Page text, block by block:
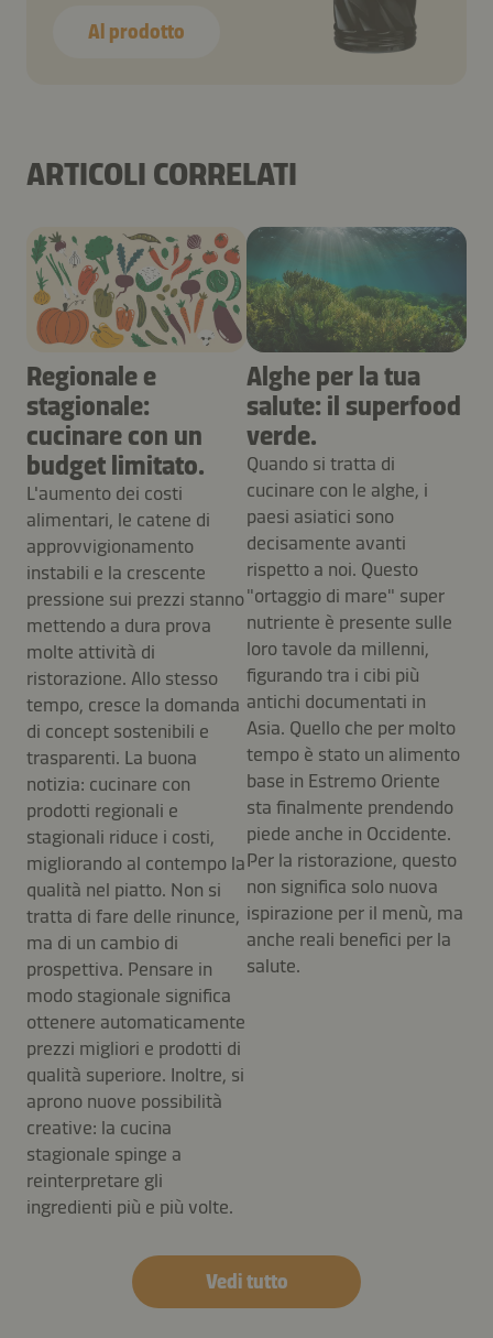
Al prodotto
ARTICOLI CORRELATI
Regionale e
stagionale:
cucinare con un
budget limitato.
L'aumento dei costi
alimentari, le catene di
approvvigionamento
instabili e la crescente
pressione sui prezzi stanno
mettendo a dura prova
molte attività di
ristorazione. Allo stesso
tempo, cresce la domanda
di concept sostenibili e
trasparenti. La buona
notizia: cucinare con
prodotti regionali e
stagionali riduce i costi,
migliorando al contempo la
qualità nel piatto. Non si
tratta di fare delle rinunce,
ma di un cambio di
prospettiva. Pensare in
modo stagionale significa
ottenere automaticamente
prezzi migliori e prodotti di
qualità superiore. Inoltre, si
aprono nuove possibilità
creative: la cucina
stagionale spinge a
reinterpretare gli
ingredienti più e più volte.
Alghe per la tua
salute: il superfood
verde.
Quando si tratta di
cucinare con le alghe, i
paesi asiatici sono
decisamente avanti
rispetto a noi. Questo
"ortaggio di mare" super
nutriente è presente sulle
loro tavole da millenni,
figurando tra i cibi più
antichi documentati in
Asia. Quello che per molto
tempo è stato un alimento
base in Estremo Oriente
sta finalmente prendendo
piede anche in Occidente.
Per la ristorazione, questo
non significa solo nuova
ispirazione per il menù, ma
anche reali benefici per la
salute.
Vedi tutto